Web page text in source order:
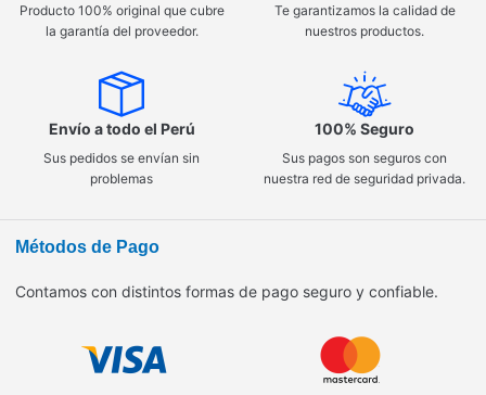
Producto 100% original que cubre
la garantía del proveedor.
Te garantizamos la calidad de
nuestros productos.
Envío a todo el Perú
Sus pedidos se envían sin
problemas
100% Seguro
Sus pagos son seguros con
nuestra red de seguridad privada.
Métodos de Pago
Contamos con distintos formas de pago seguro y confiable.